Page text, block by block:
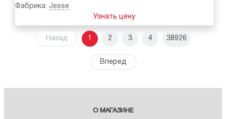
Фабрика: Jesse
Узнать цену
Назад 1 2 3 4 38926
Вперед
О МАГАЗИНЕ